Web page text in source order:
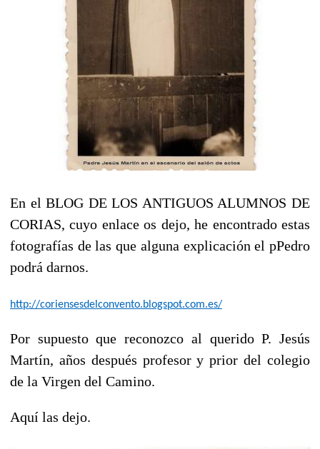
En el BLOG DE LOS ANTIGUOS ALUMNOS DE
CORIAS, cuyo enlace os dejo, he encontrado estas
fotografías de las que alguna explicación el pPedro
podrá darnos.
http://coriensesdelconvento.blogspot.com.es/
Por supuesto que reconozco al querido P. Jesús
Martín, años después profesor y prior del colegio
de la Virgen del Camino.
Aquí las dejo.